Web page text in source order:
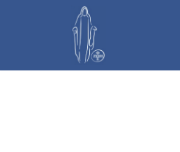
вмісту